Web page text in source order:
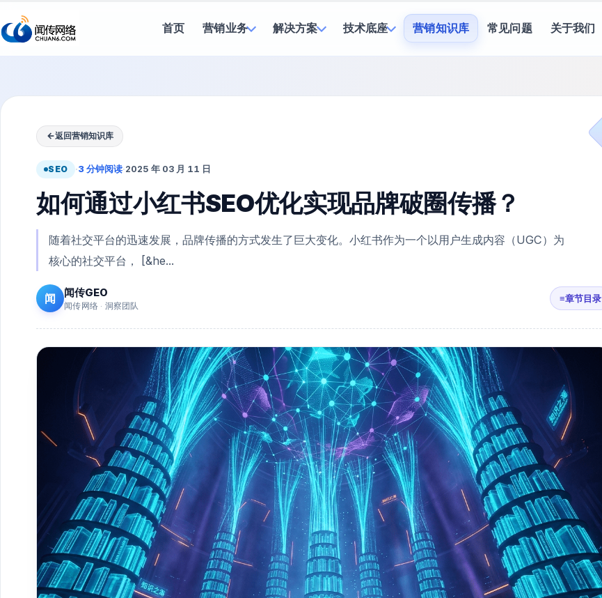
首页 营销业务 解决方案 技术底座 营销知识库 常见问题 关于我们
←返回营销知识库
SEO ·3 分钟阅读·2025 年 03 月 11 日
如何通过小红书SEO优化实现品牌破圈传播？
随着社交平台的迅速发展，品牌传播的方式发生了巨大变化。小红书作为一个以用户生成内容（UGC）为
核心的社交平台， [&he...
闻 闻传GEO
闻传网络 · 洞察团队
≡章节目录